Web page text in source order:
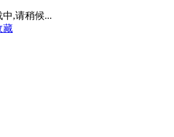
藏